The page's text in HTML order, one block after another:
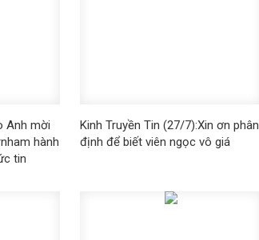
Anh mời
hành
tin
Kinh Truyền Tin (27/7):Xin ơn phân
định để biết viên ngọc vô giá